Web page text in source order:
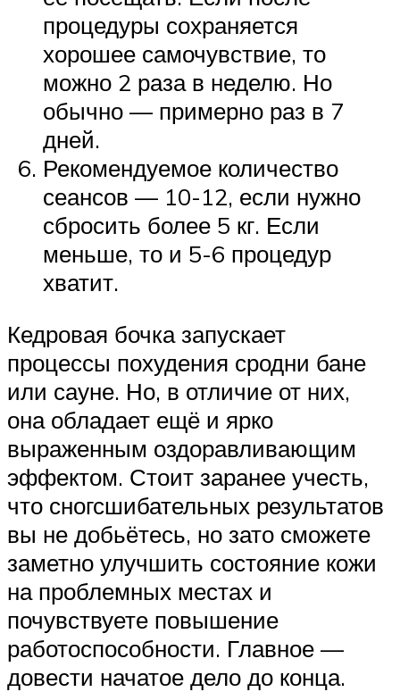
процедуры сохраняется
хорошее самочувствие, то
можно 2 раза в неделю. Но
обычно — примерно раз в 7
дней.
Рекомендуемое количество
сеансов — 10-12, если нужно
сбросить более 5 кг. Если
меньше, то и 5-6 процедур
хватит.
Кедровая бочка запускает
процессы похудения сродни бане
или сауне. Но, в отличие от них,
она обладает ещё и ярко
выраженным оздоравливающим
эффектом. Стоит заранее учесть,
что сногсшибательных результатов
вы не добьётесь, но зато сможете
заметно улучшить состояние кожи
на проблемных местах и
почувствуете повышение
работоспособности. Главное —
довести начатое дело до конца.